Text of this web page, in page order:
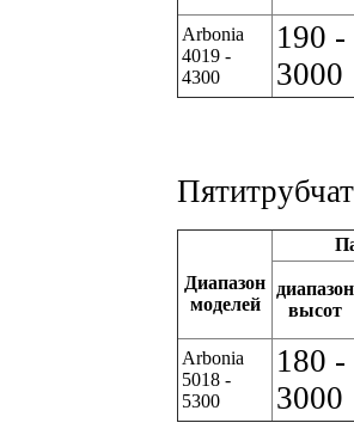
Arbonia
4019 -
4300
190 -
3000
Диапазон
моделей
диапазон
высот
Arbonia
5018 -
5300
180 -
3000